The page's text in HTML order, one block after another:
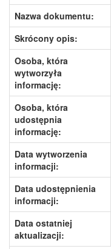
Nazwa dokumentu:
Skrócony opis:
Osoba, która
wytworzyła
informację:
Osoba, która
udostępnia
informację:
Data wytworzenia
informacji:
Data udostępnienia
informacji:
Data ostatniej
aktualizacji: